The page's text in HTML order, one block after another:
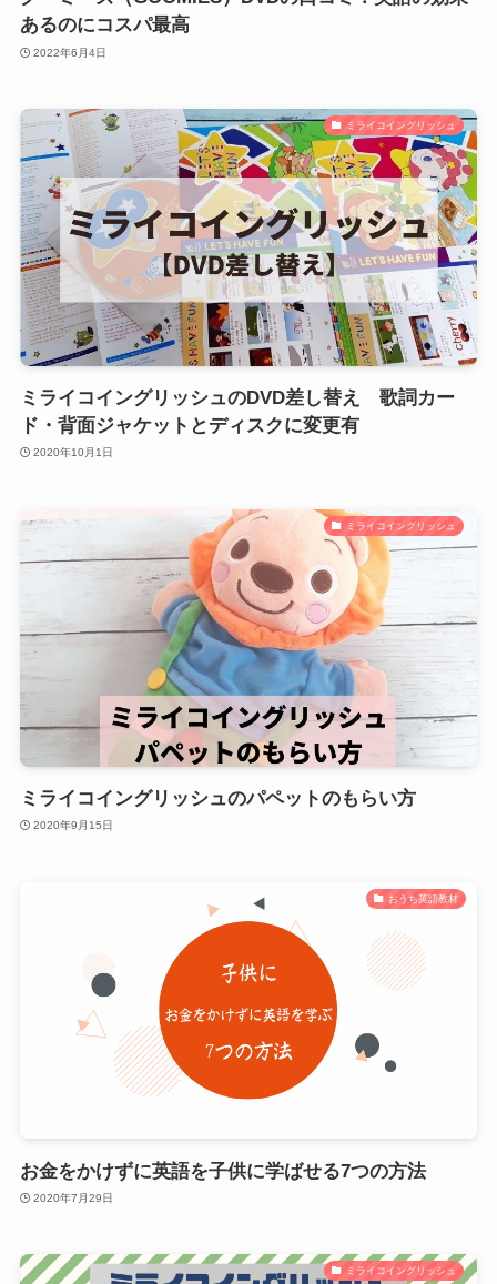
あるのにコスパ最高
2022年6月4日
ミライコイングリッシュ
ミライコイングリッシュのDVD差し替え 歌詞カー
ド・背面ジャケットとディスクに変更有
2020年10月1日
ミライコイングリッシュ
ミライコイングリッシュのパペットのもらい方
2020年9月15日
おうち英語教材
お金をかけずに英語を子供に学ばせる7つの方法
2020年7月29日
ミライコイングリッシュ